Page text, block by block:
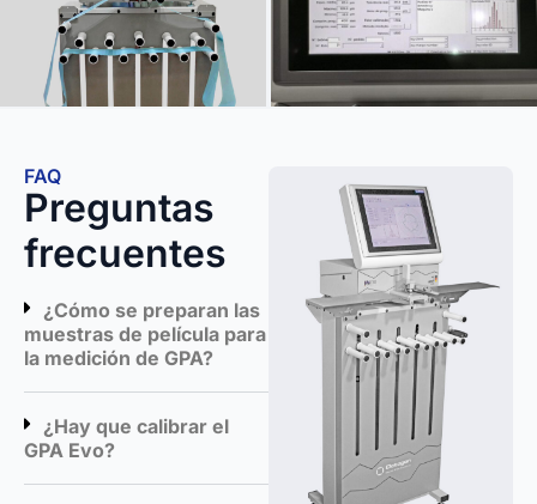
FAQ
Preguntas
frecuentes
¿Cómo se preparan las
muestras de película para
la medición de GPA?
¿Hay que calibrar el
GPA Evo?